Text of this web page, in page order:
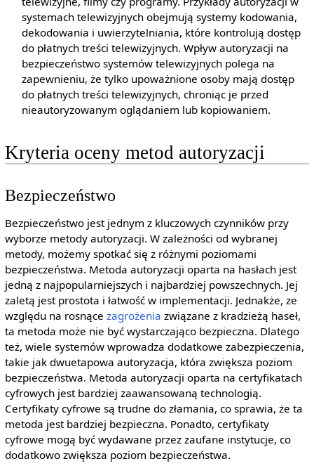
systemach telewizyjnych obejmują systemy kodowania,
dekodowania i uwierzytelniania, które kontrolują dostęp
do płatnych treści telewizyjnych. Wpływ autoryzacji na
bezpieczeństwo systemów telewizyjnych polega na
zapewnieniu, że tylko upoważnione osoby mają dostęp
do płatnych treści telewizyjnych, chroniąc je przed
nieautoryzowanym oglądaniem lub kopiowaniem.
Kryteria oceny metod autoryzacji
Bezpieczeństwo
Bezpieczeństwo jest jednym z kluczowych czynników przy
wyborze metody autoryzacji. W zależności od wybranej
metody, możemy spotkać się z różnymi poziomami
bezpieczeństwa. Metoda autoryzacji oparta na hasłach jest
jedną z najpopularniejszych i najbardziej powszechnych. Jej
zaletą jest prostota i łatwość w implementacji. Jednakże, ze
względu na rosnące zagrożenia związane z kradzieżą haseł,
ta metoda może nie być wystarczająco bezpieczna. Dlatego
też, wiele systemów wprowadza dodatkowe zabezpieczenia,
takie jak dwuetapowa autoryzacja, która zwiększa poziom
bezpieczeństwa. Metoda autoryzacji oparta na certyfikatach
cyfrowych jest bardziej zaawansowaną technologią.
Certyfikaty cyfrowe są trudne do złamania, co sprawia, że ta
metoda jest bardziej bezpieczna. Ponadto, certyfikaty
cyfrowe mogą być wydawane przez zaufane instytucje, co
dodatkowo zwiększa poziom bezpieczeństwa.